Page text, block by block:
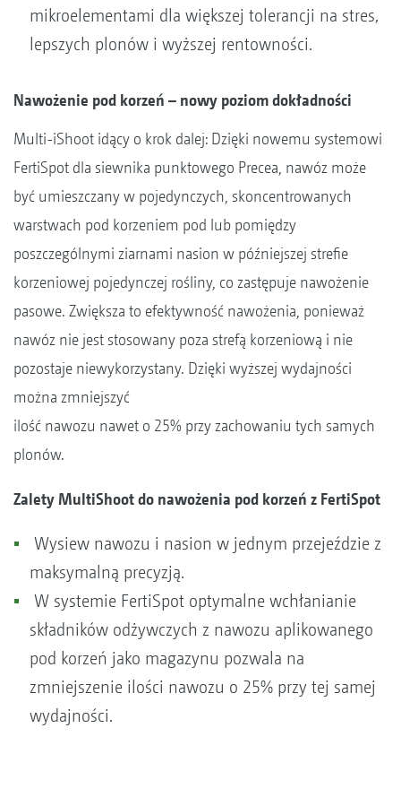
mikroelementami dla większej tolerancji na stres,
lepszych plonów i wyższej rentowności.
Nawożenie pod korzeń – nowy poziom dokładności
Multi-iShoot idący o krok dalej: Dzięki nowemu systemowi
FertiSpot dla siewnika punktowego Precea, nawóz może
być umieszczany w pojedynczych, skoncentrowanych
warstwach pod korzeniem pod lub pomiędzy
poszczególnymi ziarnami nasion w późniejszej strefie
korzeniowej pojedynczej rośliny, co zastępuje nawożenie
pasowe. Zwiększa to efektywność nawożenia, ponieważ
nawóz nie jest stosowany poza strefą korzeniową i nie
pozostaje niewykorzystany. Dzięki wyższej wydajności
można zmniejszyć
ilość nawozu nawet o 25% przy zachowaniu tych samych
plonów.
Zalety MultiShoot do nawożenia pod korzeń z FertiSpot
Wysiew nawozu i nasion w jednym przejeździe z
maksymalną precyzją.
W systemie FertiSpot optymalne wchłanianie
składników odżywczych z nawozu aplikowanego
pod korzeń jako magazynu pozwala na
zmniejszenie ilości nawozu o 25% przy tej samej
wydajności.